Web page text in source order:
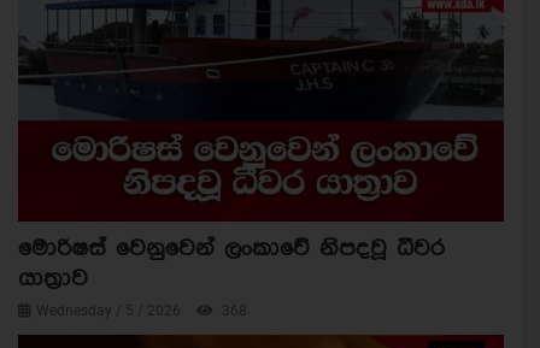
මොරිෂස් වෙනුවෙන් ලංකාවේ නිපදවූ ධීවර
යාත්‍රාව
Wednesday / 5 / 2026 368